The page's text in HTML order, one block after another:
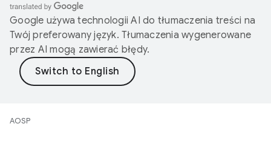
Google używa technologii AI do tłumaczenia treści na
Twój preferowany język. Tłumaczenia wygenerowane
przez AI mogą zawierać błędy.
AOSP